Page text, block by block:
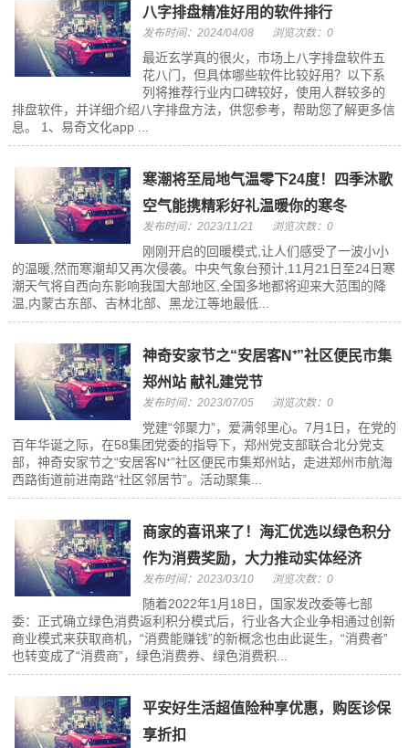
八字排盘精准好用的软件排行
发布时间：2024/04/08 浏览次数：0
最近玄学真的很火，市场上八字排盘软件五
花八门，但具体哪些软件比较好用？以下系
列将推荐行业内口碑较好，使用人群较多的
排盘软件，并详细介绍八字排盘方法，供您参考，帮助您了解更多信
息。 1、易奇文化app ...
寒潮将至局地气温零下24度！四季沐歌
空气能携精彩好礼温暖你的寒冬
发布时间：2023/11/21 浏览次数：0
刚刚开启的回暖模式,让人们感受了一波小小
的温暖,然而寒潮却又再次侵袭。中央气象台预计,11月21日至24日寒
潮天气将自西向东影响我国大部地区,全国多地都将迎来大范围的降
温,内蒙古东部、吉林北部、黑龙江等地最低...
神奇安家节之“安居客N⁺”社区便民市集
郑州站 献礼建党节
发布时间：2023/07/05 浏览次数：0
党建“邻聚力”，爱满邻里心。7月1日，在党的
百年华诞之际，在58集团党委的指导下，郑州党支部联合北分党支
部，神奇安家节之“安居客N⁺”社区便民市集郑州站，走进郑州市航海
西路街道前进南路“社区邻居节”。活动聚集...
商家的喜讯来了！海汇优选以绿色积分
作为消费奖励，大力推动实体经济
发布时间：2023/03/10 浏览次数：0
随着2022年1月18日，国家发改委等七部
委：正式确立绿色消费返利积分模式后，行业各大企业争相通过创新
商业模式来获取商机，“消费能赚钱”的新概念也由此诞生，“消费者”
也转变成了“消费商”，绿色消费券、绿色消费积...
平安好生活超值险种享优惠，购医诊保
享折扣